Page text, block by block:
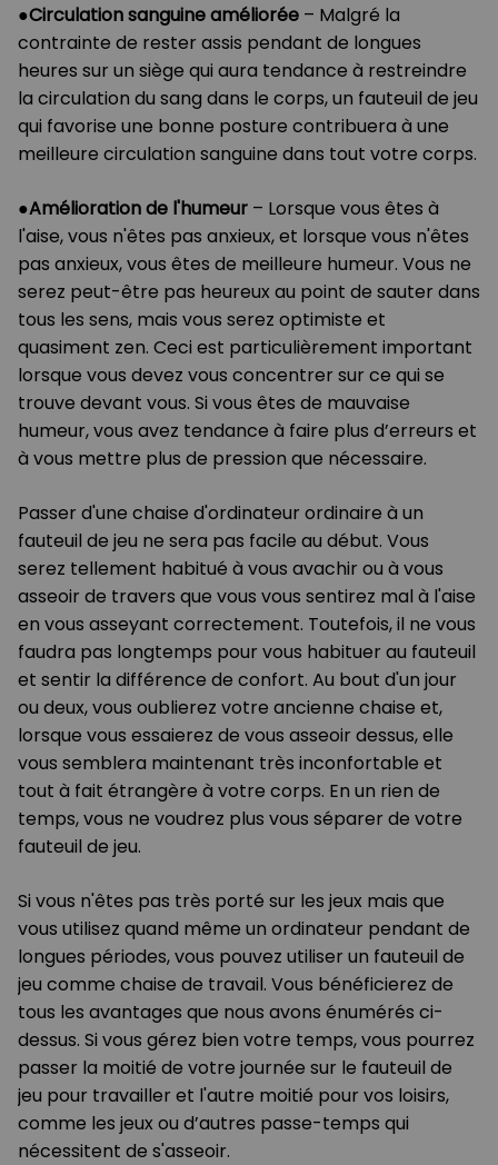
●Circulation sanguine améliorée – Malgré la
contrainte de rester assis pendant de longues
heures sur un siège qui aura tendance à restreindre
la circulation du sang dans le corps, un fauteuil de jeu
qui favorise une bonne posture contribuera à une
meilleure circulation sanguine dans tout votre corps.
●Amélioration de l'humeur – Lorsque vous êtes à
l'aise, vous n'êtes pas anxieux, et lorsque vous n'êtes
pas anxieux, vous êtes de meilleure humeur. Vous ne
serez peut-être pas heureux au point de sauter dans
tous les sens, mais vous serez optimiste et
quasiment zen. Ceci est particulièrement important
lorsque vous devez vous concentrer sur ce qui se
trouve devant vous. Si vous êtes de mauvaise
humeur, vous avez tendance à faire plus d’erreurs et
à vous mettre plus de pression que nécessaire.
Passer d'une chaise d'ordinateur ordinaire à un
fauteuil de jeu ne sera pas facile au début. Vous
serez tellement habitué à vous avachir ou à vous
asseoir de travers que vous vous sentirez mal à l'aise
en vous asseyant correctement. Toutefois, il ne vous
faudra pas longtemps pour vous habituer au fauteuil
et sentir la différence de confort. Au bout d'un jour
ou deux, vous oublierez votre ancienne chaise et,
lorsque vous essaierez de vous asseoir dessus, elle
vous semblera maintenant très inconfortable et
tout à fait étrangère à votre corps. En un rien de
temps, vous ne voudrez plus vous séparer de votre
fauteuil de jeu.
Si vous n'êtes pas très porté sur les jeux mais que
vous utilisez quand même un ordinateur pendant de
longues périodes, vous pouvez utiliser un fauteuil de
jeu comme chaise de travail. Vous bénéficierez de
tous les avantages que nous avons énumérés ci-
dessus. Si vous gérez bien votre temps, vous pourrez
passer la moitié de votre journée sur le fauteuil de
jeu pour travailler et l'autre moitié pour vos loisirs,
comme les jeux ou d’autres passe-temps qui
nécessitent de s'asseoir.